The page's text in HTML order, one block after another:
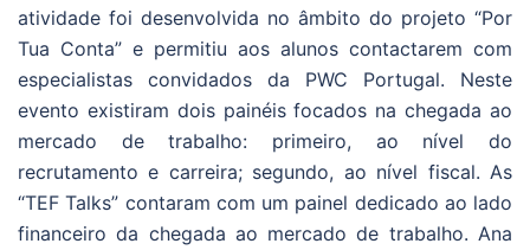
atividade foi desenvolvida no âmbito do projeto “Por
Tua Conta” e permitiu aos alunos contactarem com
especialistas convidados da PWC Portugal. Neste
evento existiram dois painéis focados na chegada ao
mercado de trabalho: primeiro, ao nível do
recrutamento e carreira; segundo, ao nível fiscal. As
“TEF Talks” contaram com um painel dedicado ao lado
financeiro da chegada ao mercado de trabalho. Ana